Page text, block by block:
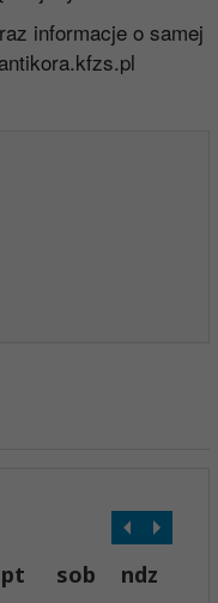
informacje o samej
pt sob ndz